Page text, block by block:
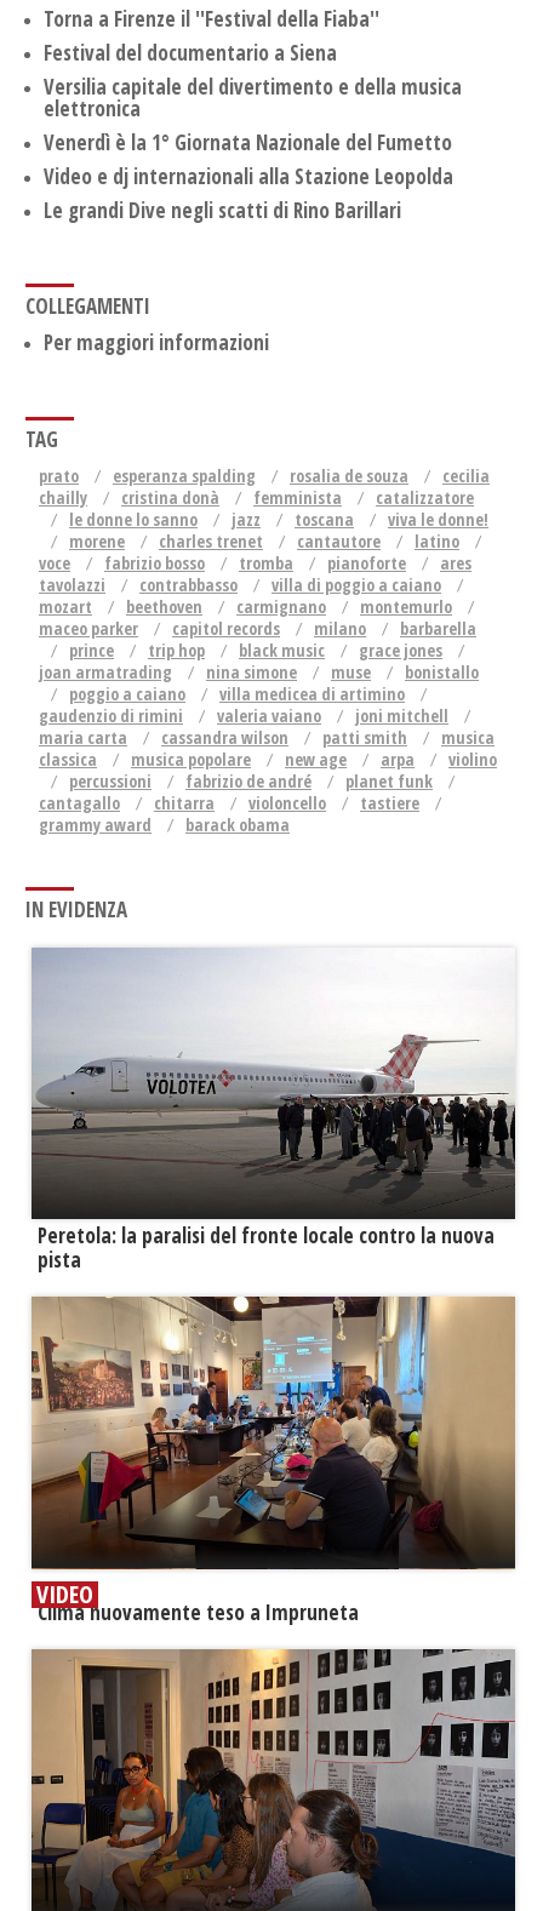
Torna a Firenze il ''Festival della Fiaba''
Festival del documentario a Siena
Versilia capitale del divertimento e della musica
elettronica
Venerdì è la 1° Giornata Nazionale del Fumetto
Video e dj internazionali alla Stazione Leopolda
Le grandi Dive negli scatti di Rino Barillari
COLLEGAMENTI
Per maggiori informazioni
TAG
prato esperanza spalding rosalia de souza
cecilia
chailly
cristina donà femminista
catalizzatore
le donne lo sanno
jazz toscana
viva le donne!
morene
charles trenet cantautore
latino
voce
fabrizio bosso tromba pianoforte
ares
tavolazzi
contrabbasso
villa di poggio a caiano
mozart
beethoven carmignano
montemurlo
maceo parker
capitol records milano
barbarella
prince
trip hop black music
grace jones
joan armatrading
nina simone muse
bonistallo
poggio a caiano
villa medicea di artimino
gaudenzio di rimini
valeria vaiano
joni mitchell
maria carta
cassandra wilson patti smith
musica
classica
musica popolare new age arpa
violino
percussioni
fabrizio de andré
planet funk
cantagallo
chitarra violoncello
tastiere
grammy award
barack obama
IN EVIDENZA
Peretola: la paralisi del fronte locale contro la nuova
pista
VIDEO
​Clima nuovamente teso a Impruneta